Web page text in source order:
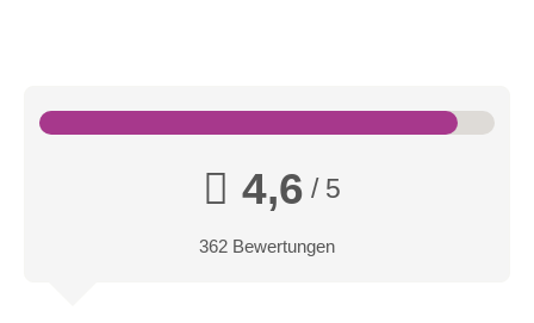
4,6 / 5
362 Bewertungen